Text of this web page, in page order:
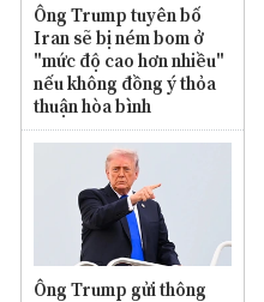
Ông Trump tuyên bố
Iran sẽ bị ném bom ở
"mức độ cao hơn nhiều"
nếu không đồng ý thỏa
thuận hòa bình
Ông Trump gửi thông